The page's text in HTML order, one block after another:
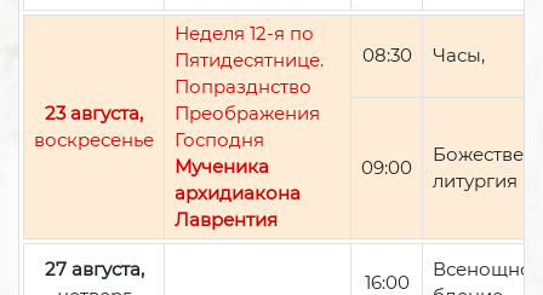
23 августа,
воскресенье
Неделя 12-я по
Пятидесятнице.
Попразднство
Преображения
Господня
Мученика
архидиакона
Лаврентия
08:30 Часы,
09:00
литургия
27 августа,
16:00
Всенощное